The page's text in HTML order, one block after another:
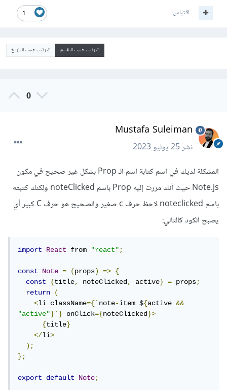
1 اقتباس
الترتيب حسب التقييم الترتيب حسب التاريخ
0
Mustafa Suleiman
نشر25 يوليو 2023
المشكلة لديك في اسم كتابة اسم الـ Prop بشكل غير صحيح في مكون
Note.js حيث أنك مررت إليه Prop باسم noteClicked ولكنك كتبته
باسم noteclicked لاحظ حرف c صغير والصحيح هو حرف C كبير أي
يصبح الكود كالتالي:
import React from "react";
const Note = (props) =>
{
const
{title, noteClicked, active} = props;
return
(
<li className={`note-item ${active &&
"active"}`} onClick={noteClicked}>
{title}
</li>
);
};
export default Note;